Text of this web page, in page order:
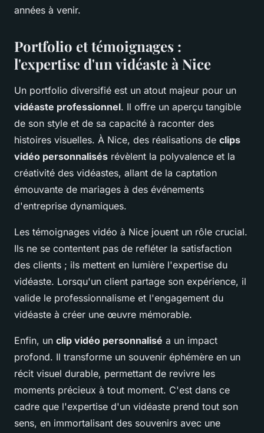
années à venir.
Portfolio et témoignages :
l'expertise d'un vidéaste à Nice
Un portfolio diversifié est un atout majeur pour un
vidéaste professionnel. Il offre un aperçu tangible
de son style et de sa capacité à raconter des
histoires visuelles. À Nice, des réalisations de clips
vidéo personnalisés révèlent la polyvalence et la
créativité des vidéastes, allant de la captation
émouvante de mariages à des événements
d'entreprise dynamiques.
Les témoignages vidéo à Nice jouent un rôle crucial.
Ils ne se contentent pas de refléter la satisfaction
des clients ; ils mettent en lumière l'expertise du
vidéaste. Lorsqu'un client partage son expérience, il
valide le professionnalisme et l'engagement du
vidéaste à créer une œuvre mémorable.
Enfin, un clip vidéo personnalisé a un impact
profond. Il transforme un souvenir éphémère en un
récit visuel durable, permettant de revivre les
moments précieux à tout moment. C'est dans ce
cadre que l'expertise d'un vidéaste prend tout son
sens, en immortalisant des souvenirs avec une